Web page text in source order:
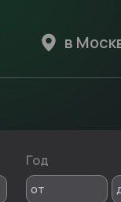
Год
от